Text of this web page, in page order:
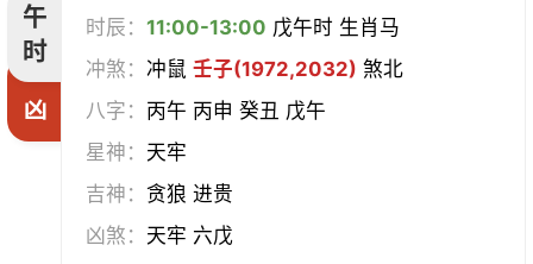
午
时
凶
时辰：11:00-13:00 戊午时 生肖马
冲煞：冲鼠壬子(1972,2032) 煞北
八字： 丙午 丙申 癸丑 戊午
星神： 天牢
吉神：贪狼 进贵
凶煞： 天牢 六戊